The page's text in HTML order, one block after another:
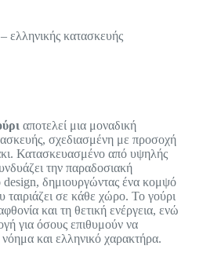
ελληνικής κατασκευής
αποτελεί μια μοναδική
σχεδιασμένη με προσοχή
Κατασκευασμένο από υψηλής
την παραδοσιακή
design, δημιουργώντας ένα κομψό
ταιριάζει σε κάθε χώρο. Το γούρι
και τη θετική ενέργεια, ενώ
για όσους επιθυμούν να
και ελληνικό χαρακτήρα.